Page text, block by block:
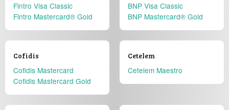
Fintro Visa Classic
Fintro Mastercard® Gold
BNP Visa Classic
BNP Mastercard® Gold
Cofidis
Cofidis Mastercard
Cofidis Mastercard Gold
Cetelem
Cetelem Maestro